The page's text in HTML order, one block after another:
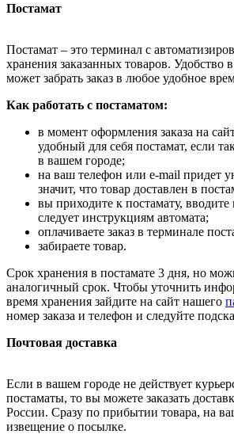
Постамат
Постамат – это терминал с
хранения заказанных товаров. Удобство
может забрать заказ в любое удобное
Как работать с постаматом:
в момент оформления заказа на
удобный для себя постамат, если
в вашем городе;
на ваш телефон или e-mail придет
значит, что товар доставлен в
вы приходите к постамату,
следует инструкциям автомата;
оплачиваете заказ в терминале
забираете товар.
Срок хранения в постамате 3 дня, но
аналогичный срок. Чтобы уточнить
время хранения зайдите на сайт нашего
номер заказа и телефон и следуйте
Почтовая доставка
Если в вашем городе не действует
постаматы, то вы можете заказать
России. Сразу по прибытии товара, на
извещение о посылке.